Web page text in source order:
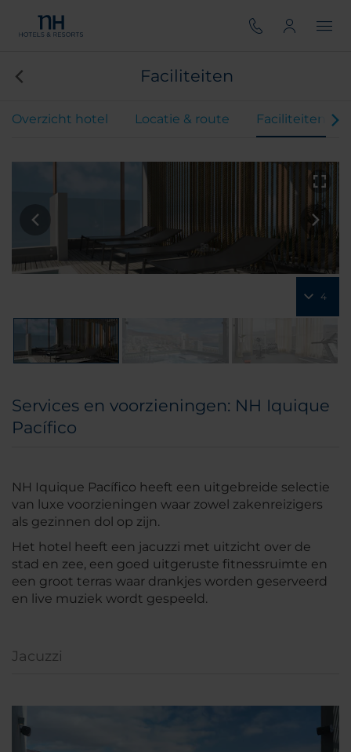
Faciliteiten
Overzicht hotel Locatie & route Faciliteiten
4
Services en voorzieningen: NH Iquique
Pacífico
NH Iquique Pacífico heeft een uitgebreide selectie
van luxe voorzieningen waar zowel zakenreizigers
als gezinnen dol op zijn.
Het hotel heeft een jacuzzi met uitzicht over de
stad en zee, een goed uitgeruste fitnessruimte en
een groot terras waar drankjes worden geserveerd
en live muziek wordt gespeeld.
Jacuzzi